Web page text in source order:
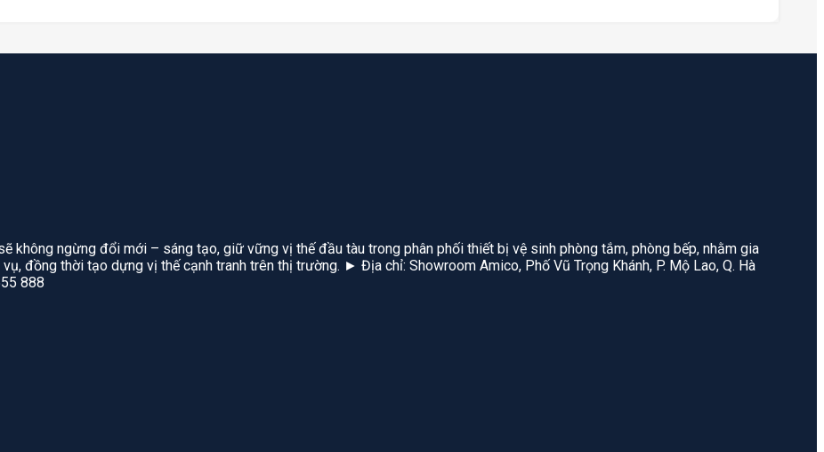
không ngừng đổi mới – sáng tạo, giữ vững vị thế đầu tàu trong phân phối thiết bị vệ sinh phòng tắm, phòng bếp, nhằm gia
đồng thời tạo dựng vị thế cạnh tranh trên thị trường. ► Địa chỉ: Showroom Amico, Phố Vũ Trọng Khánh, P. Mộ Lao, Q. Hà
888